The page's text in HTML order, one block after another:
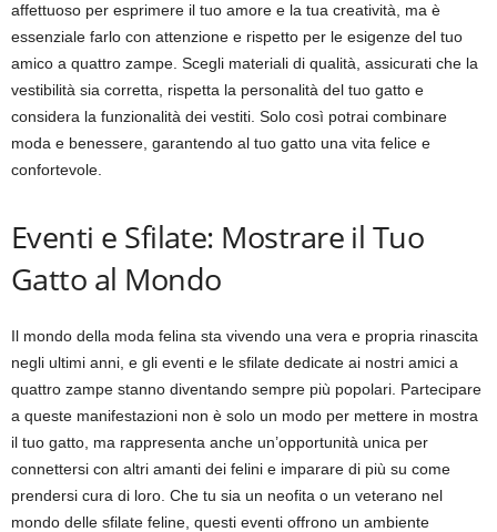
affettuoso per esprimere il tuo amore e la tua creatività, ma è
essenziale farlo con attenzione e rispetto per le esigenze del tuo
amico a quattro zampe. Scegli materiali di qualità, assicurati che la
vestibilità sia corretta, rispetta la personalità del tuo gatto e
considera la funzionalità dei vestiti. Solo così potrai combinare
moda e benessere, garantendo al tuo gatto una vita felice e
confortevole.
Eventi e Sfilate: Mostrare il Tuo
Gatto al Mondo
Il mondo della moda felina sta vivendo una vera e propria rinascita
negli ultimi anni, e gli eventi e le sfilate dedicate ai nostri amici a
quattro zampe stanno diventando sempre più popolari. Partecipare
a queste manifestazioni non è solo un modo per mettere in mostra
il tuo gatto, ma rappresenta anche un’opportunità unica per
connettersi con altri amanti dei felini e imparare di più su come
prendersi cura di loro. Che tu sia un neofita o un veterano nel
mondo delle sfilate feline, questi eventi offrono un ambiente